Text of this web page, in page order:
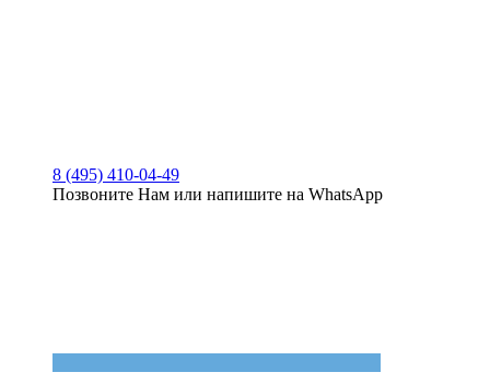
8 (495) 410-04-49
Позвоните Нам или напишите на WhatsApp